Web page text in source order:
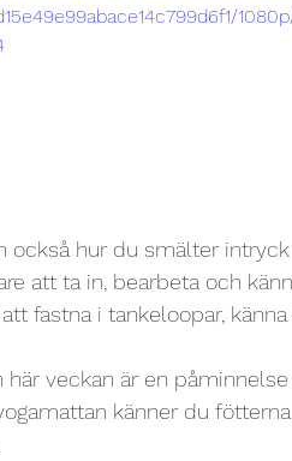
också hur du smälter
att ta in, bearbeta och
fastna i tankeloopar,
här veckan är en
känner du